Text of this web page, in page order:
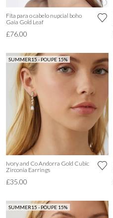
Fita para o cabelo nupcial boho
Gaia Gold Leaf
£76.00
SUMMER15 - POUPE 15%
Ivory and Co Andorra Gold Cubic
Zirconia Earrings
£35.00
SUMMER15 - POUPE 15%